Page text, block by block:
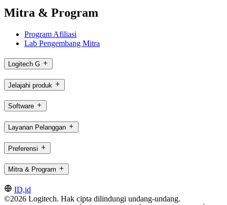
Mitra & Program
Program Afiliasi
Lab Pengembang Mitra
Logitech G
Jelajahi produk
Software
Layanan Pelanggan
Preferensi
Mitra & Program
ID,id
©2026 Logitech. Hak cipta dilindungi undang-undang.